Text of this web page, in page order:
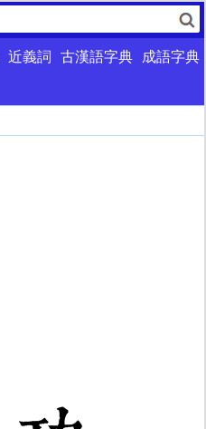
近義詞 古漢語字典
成語字典